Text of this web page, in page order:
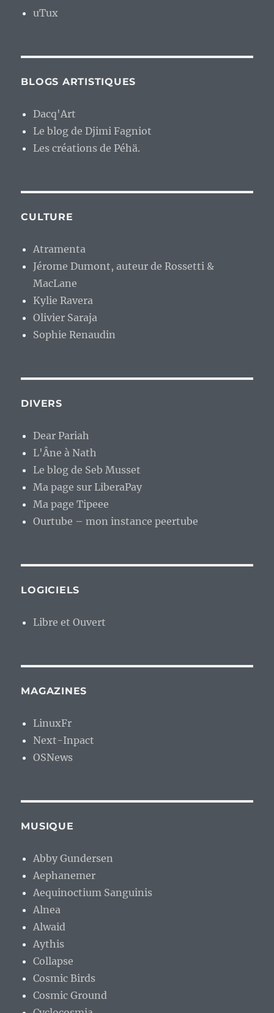
uTux
BLOGS ARTISTIQUES
Dacq'Art
Le blog de Djimi Fagniot
Les créations de Péhä.
CULTURE
Atramenta
Jérome Dumont, auteur de Rossetti &
MacLane
Kylie Ravera
Olivier Saraja
Sophie Renaudin
DIVERS
Dear Pariah
L'Âne à Nath
Le blog de Seb Musset
Ma page sur LiberaPay
Ma page Tipeee
Ourtube – mon instance peertube
LOGICIELS
Libre et Ouvert
MAGAZINES
LinuxFr
Next-Inpact
OSNews
MUSIQUE
Abby Gundersen
Aephanemer
Aequinoctium Sanguinis
Alnea
Alwaid
Aythis
Collapse
Cosmic Birds
Cosmic Ground